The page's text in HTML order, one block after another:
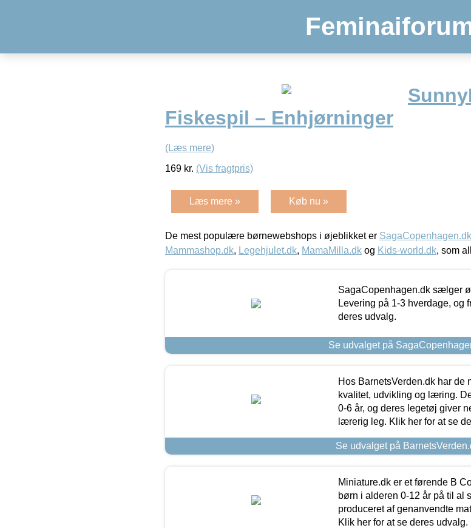
Fiskespil – Enhjørninger
(Læs mere)
169 kr. (Vis fragtpris)
Læs mere » Køb nu »
De mest populære børnewebshops i øjeblikket er SagaCopenhagen.dk
Mammashop.dk, Legehjulet.dk, MamaMilla.dk og Kids-world.dk, som
SagaCopenhagen.dk sælger
Levering på 1-3 hverdage, og
deres udvalg.
Se udvalget på
Hos BarnetsVerden.dk har de
kvalitet, udvikling og læring.
0-6 år, og deres legetøj giver
lærerig leg. Klik her for at se
Se udvalget på
Miniature.dk er et førende B
børn i alderen 0-12 år på til al
produceret af genanvendte
Klik her for at se deres udvalg.